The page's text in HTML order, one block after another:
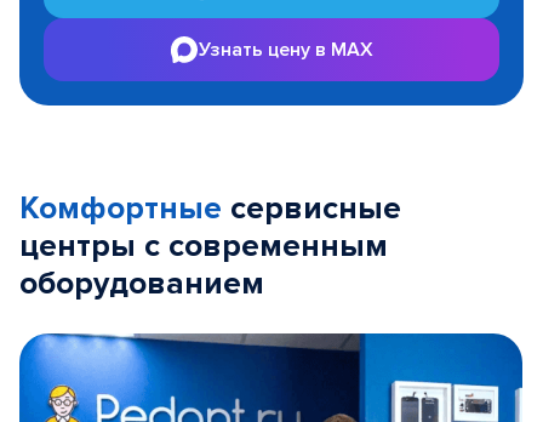
Узнать цену в MAX
Комфортные сервисные
центры с современным
оборудованием